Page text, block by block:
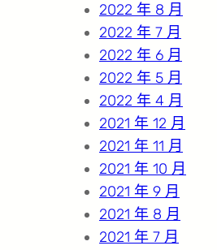
2022 年 8 月
2022 年 7 月
2022 年 6 月
2022 年 5 月
2022 年 4 月
2021 年 12 月
2021 年 11 月
2021 年 10 月
2021 年 9 月
2021 年 8 月
2021 年 7 月